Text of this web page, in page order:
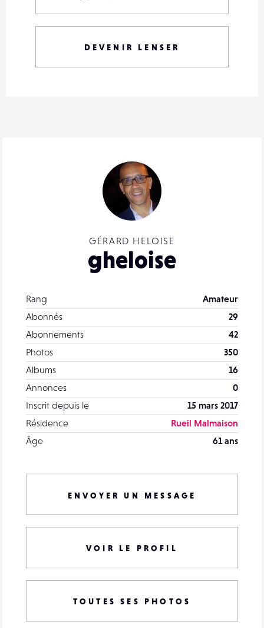
GÉRARD HELOISE
gheloise
Rang
Amateur
Abonnés
29
Abonnements
42
Photos
350
Albums
16
Annonces
0
Inscrit depuis le
15 mars 2017
Résidence
Rueil Malmaison
Âge
61 ans
ENVOYER UN MESSAGE
VOIR LE PROFIL
TOUTES SES PHOTOS
DEVENIR LENSER